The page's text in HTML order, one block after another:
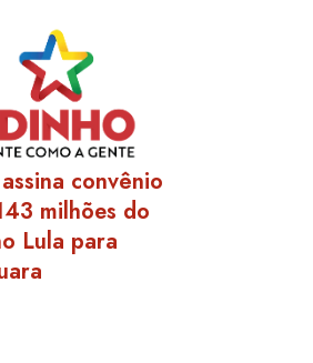
convênio
milhões do
Lula para